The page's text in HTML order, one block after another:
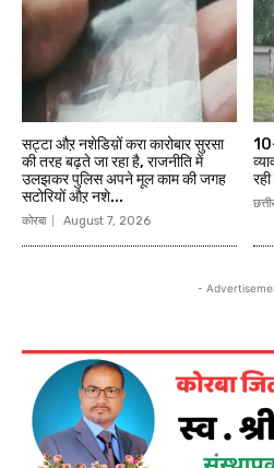
सट्टा औऱ नशेडिय़ों करा कारोबार सुरसा
की तरह बढ़ते जा रहा है, राजनीति में
उलझकर पुलिस अपने मूल काम की जगह
सटोरियों औऱ नशे...
कोरबा August 7, 2026
-